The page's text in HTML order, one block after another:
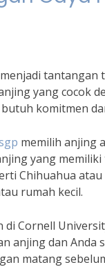
tantangan
yang cocok
komitmen
memilih anjing
yang
Chihuahua
rumah kecil.
Cornell
anjing dan Anda
matang